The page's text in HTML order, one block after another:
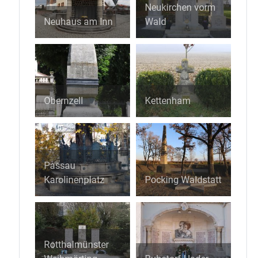
Neuhaus am Inn
Neukirchen vorm
Wald
Obernzell Kettenham
Passau
Karolinenplatz
Pocking Waldstatt
Rotthalmünster